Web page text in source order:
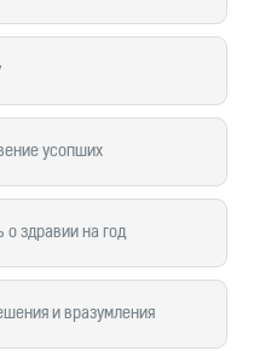
усопших
о здравии на год
и вразумления